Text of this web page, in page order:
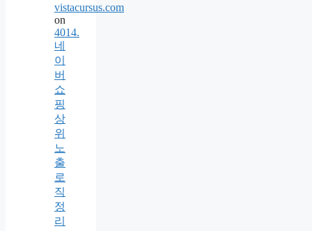
vistacursus.com
on
4014.
네
이
버
쇼
핑
상
위
노
출
로
직
정
리